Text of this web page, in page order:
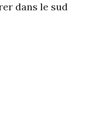
dans le sud